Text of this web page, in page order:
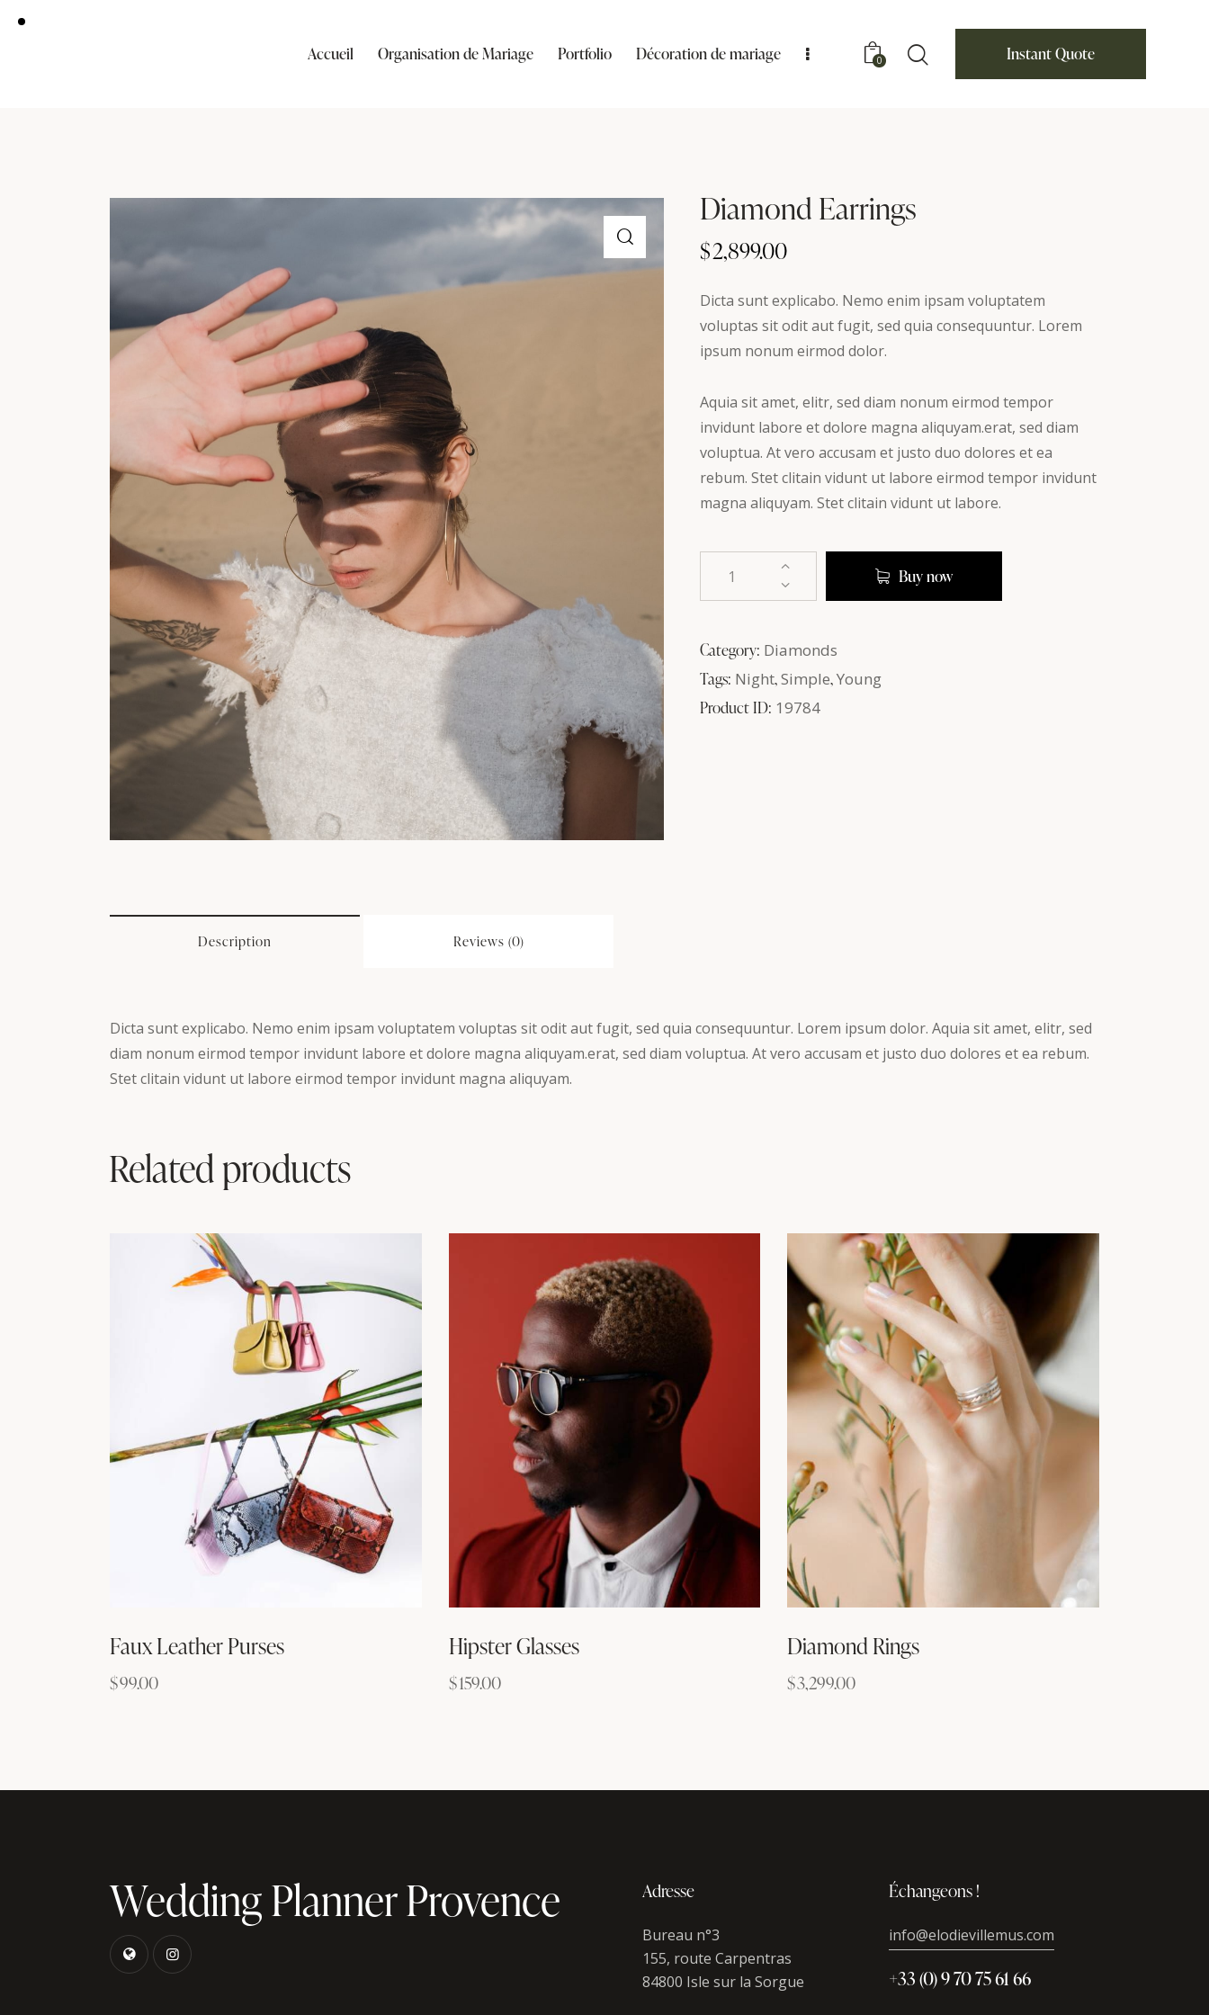
Accueil Organisation de Mariage Portfolio Décoration de mariage 0 Instant Quote
Diamond Earrings
$2,899.00
Dicta sunt explicabo. Nemo enim ipsam voluptatem
voluptas sit odit aut fugit, sed quia consequuntur. Lorem
ipsum nonum eirmod dolor.
Aquia sit amet, elitr, sed diam nonum eirmod tempor
invidunt labore et dolore magna aliquyam.erat, sed diam
voluptua. At vero accusam et justo duo dolores et ea
rebum. Stet clitain vidunt ut labore eirmod tempor invidunt
magna aliquyam. Stet clitain vidunt ut labore.
Buy now
Category: Diamonds
Tags: Night,Simple,Young
Product ID: 19784
Description Reviews (0)
Dicta sunt explicabo. Nemo enim ipsam voluptatem voluptas sit odit aut fugit, sed quia consequuntur. Lorem ipsum dolor. Aquia sit amet, elitr, sed
diam nonum eirmod tempor invidunt labore et dolore magna aliquyam.erat, sed diam voluptua. At vero accusam et justo duo dolores et ea rebum.
Stet clitain vidunt ut labore eirmod tempor invidunt magna aliquyam.
Related products
Faux Leather Purses
$99.00
Hipster Glasses
$159.00
Diamond Rings
$3,299.00
Wedding Planner Provence Adresse
Bureau n°3
155, route Carpentras
84800 Isle sur la Sorgue
Échangeons !
info@elodievillemus.com
+33 (0) 9 70 75 61 66